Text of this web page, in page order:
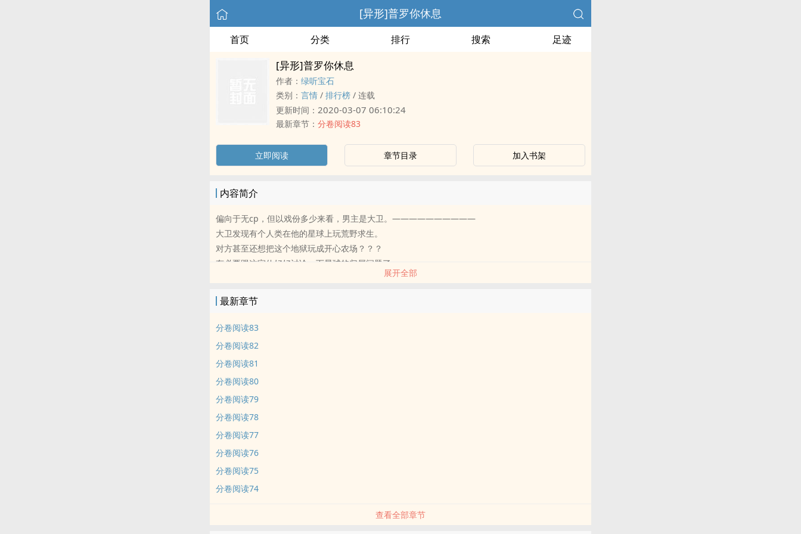
[异形]普罗你休息
首页 分类 排行 搜索 足迹
[异形]普罗你休息
作者： 绿听宝石
类别： 言情 / 排行榜 / 连载
更新时间： 2020-03-07 06:10:24
最新章节： 分卷阅读83
立即阅读 章节目录 加入书架
内容简介
偏向于无cp，但以戏份多少来看，男主是大卫。——————————
大卫发现有个人类在他的星球上玩荒野求生。
对方甚至还想把这个地狱玩成开心农场？？？
有必要跟这家伙好好讨论一下星球的归属问题了。
这不科学！
展开全部
最新章节
分卷阅读83
分卷阅读82
分卷阅读81
分卷阅读80
分卷阅读79
分卷阅读78
分卷阅读77
分卷阅读76
分卷阅读75
分卷阅读74
查看全部章节